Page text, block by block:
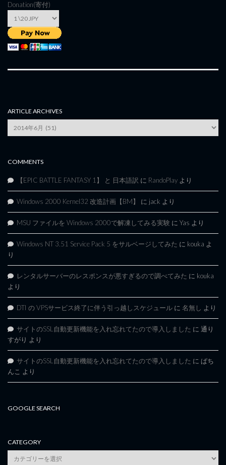
Donation(寄付)
ARTICLE ARCHIVES
Article
Archives
COMMENTS
【EPIC BATTLE FANTASY 1】 と 日本語訳 に RandoPlay より
Windows 2000 Kernel32 改造計画【BM】 に jack より
MSU ファイルを Windows 2000で解凍してみる実験 に Yas より
Windows NT 3.51 Service Pack 5 をサルベージしてみた に kouka よ
り
レンタルサーバーのレスポンスが悪すぎるので調べてみた に kouka
より
DTI の VPSサービス終了に伴う引っ越しスケジュール に 名無し より
サイトのSSL自動更新機能を入れ忘れてたので導入しました に 通り
すがり より
サイトのSSL自動更新機能を入れ忘れてたので導入しました に ぱち
んこ より
GOOGLE SEARCH
CATEGORY
category